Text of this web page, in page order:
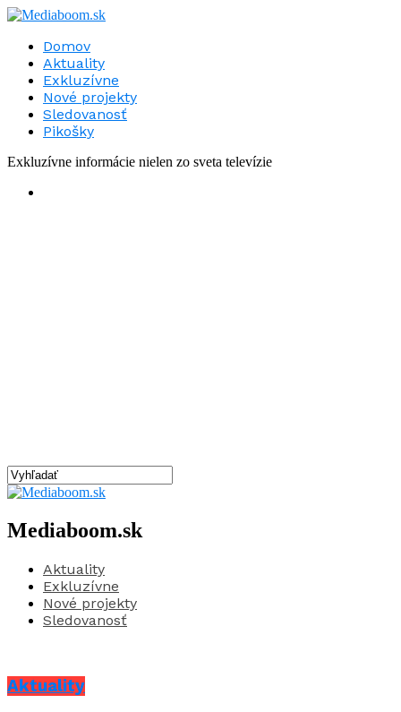
Domov
Aktuality
Exkluzívne
Nové projekty
Sledovanosť
Pikošky
Exkluzívne informácie nielen zo sveta televízie
Mediaboom.sk
Aktuality
Exkluzívne
Nové projekty
Sledovanosť
Aktuality